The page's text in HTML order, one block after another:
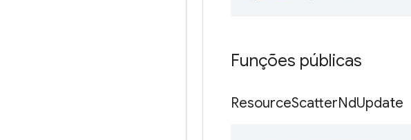
Funções públicas
ResourceScatterNdUpdate